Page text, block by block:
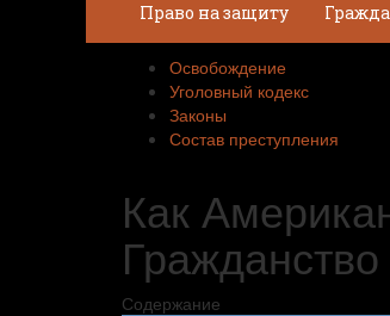
Право на защиту
Освобождение
Уголовный кодекс
Законы
Состав преступления
Как
Гражданство
Содержание